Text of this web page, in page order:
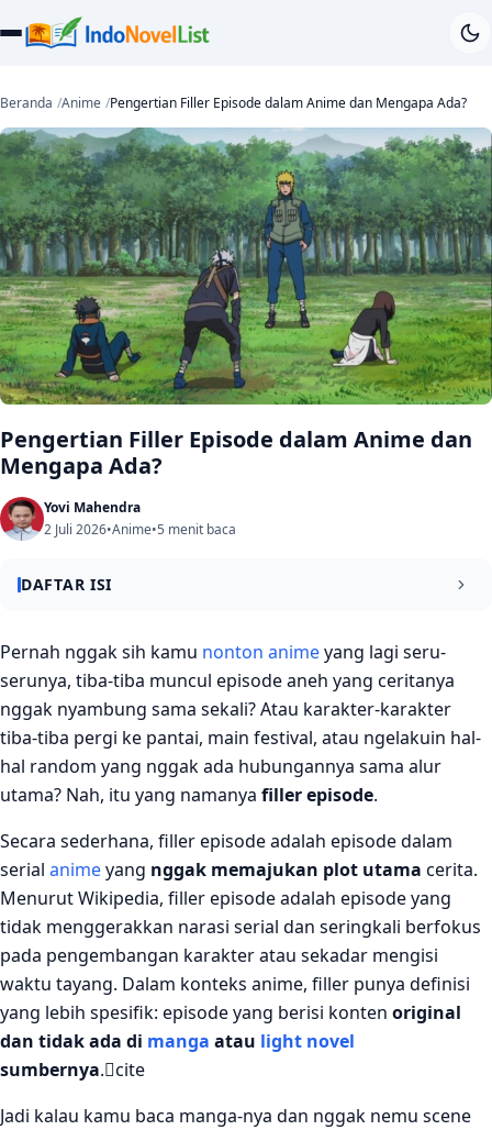
Beranda Anime Pengertian Filler Episode dalam Anime dan Mengapa Ada?
Pengertian Filler Episode dalam Anime dan
Mengapa Ada?
Yovi Mahendra
2 Juli 2026•Anime•5 menit baca
DAFTAR ISI
Mengapa Filler Episode Ada di Dunia Anime?
1. Anime Kejar-kejaran Sama Manga
2. Biar Penonton Nggak Bosan Menunggu
3. Memberikan “Jeda Napas” Sebelum Arc Berat
4. Mengembangkan Karakter Sampingan
5. Memenuhi Jumlah Episode yang Sudah Dikontrak
Jenis-Jenis Filler Episode yang Sering Muncul
Apakah Filler Episode Itu Buruk?
Penutup
Pernah nggak sih kamu nonton animeyang lagi seru-
serunya, tiba-tiba muncul episode aneh yang ceritanya
nggak nyambung sama sekali? Atau karakter-karakter
tiba-tiba pergi ke pantai, main festival, atau ngelakuin hal-
hal random yang nggak ada hubungannya sama alur
utama? Nah, itu yang namanya filler episode.
Secara sederhana, filler episode adalah episode dalam
serial animeyang nggak memajukan plot utama cerita.
Menurut Wikipedia, filler episode adalah episode yang
tidak menggerakkan narasi serial dan seringkali berfokus
pada pengembangan karakter atau sekadar mengisi
waktu tayang. Dalam konteks anime, filler punya definisi
yang lebih spesifik: episode yang berisi konten original
dan tidak ada di manga atau light novel
sumbernya.cite
Jadi kalau kamu baca manga-nya dan nggak nemu scene